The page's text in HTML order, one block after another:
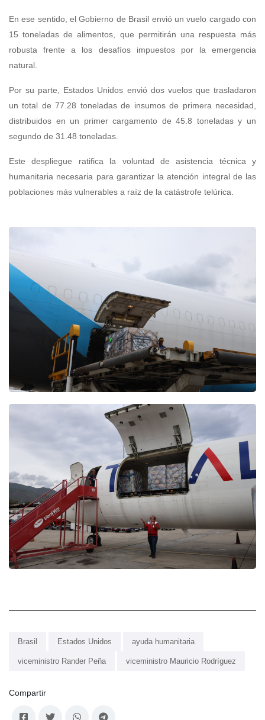
En ese sentido, el Gobierno de Brasil envió un vuelo cargado con
15 toneladas de alimentos, que permitirán una respuesta más
robusta frente a los desafíos impuestos por la emergencia
natural.
Por su parte, Estados Unidos envió dos vuelos que trasladaron
un total de 77.28 toneladas de insumos de primera necesidad,
distribuidos en un primer cargamento de 45.8 toneladas y un
segundo de 31.48 toneladas.
Este despliegue ratifica la voluntad de asistencia técnica y
humanitaria necesaria para garantizar la atención integral de las
poblaciones más vulnerables a raíz de la catástrofe telúrica.
Brasil Estados Unidos ayuda humanitaria
viceministro Rander Peña viceministro Mauricio Rodríguez
Compartir